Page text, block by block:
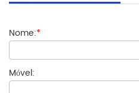
Nome:*
Móvel: